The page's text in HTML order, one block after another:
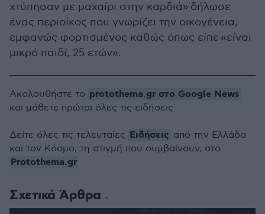
χτύπησαν με μαχαίρι στην καρδιά» δήλωσε
ένας περιοίκος που γνωρίζει την οικογένεια,
εμφανώς φορτισμένος καθώς όπως είπε «είναι
μικρό παιδί, 25 ετών».
Σχετικά Άρθρα
Ακολουθήστε το protothema.gr στο Google News
και μάθετε πρώτοι όλες τις ειδήσεις
Δείτε όλες τις τελευταίες Ειδήσεις από την Ελλάδα
και τον Κόσμο, τη στιγμή που συμβαίνουν, στο
Protothema.gr